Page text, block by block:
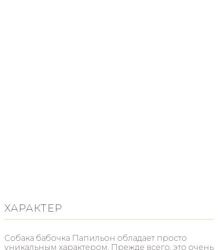
ХАРАКТЕР
Собака бабочка Папильон обладает просто
уникальным характером. Прежде всего, это очень